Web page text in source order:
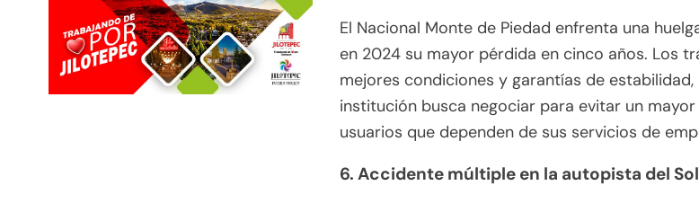
El Nacional Monte de Piedad enfrenta una
en 2024 su mayor pérdida en cinco años. Los
mejores condiciones y garantías de
institución busca negociar para evitar un
usuarios que dependen de sus servicios de
6. Accidente múltiple en la autopista del Sol